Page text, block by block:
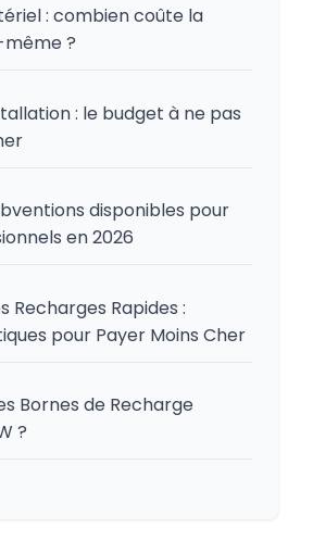
: combien coûte la
?
: le budget à ne pas
disponibles pour
en 2026
Recharges Rapides :
pour Payer Moins Cher
Bornes de Recharge
?